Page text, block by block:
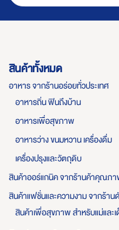
สินค้าทั้งหมด
อาหาร จากร้านอร่อยทั่วประเทศ
อาหารถิ่น ฟินถึงบ้าน
อาหารเพื่อสุขภาพ
อาหารว่าง ขนมหวาน เครื่องดื่ม
เครื่องปรุงและวัตถุดิบ
สินค้าออร์แกนิค จากร้านค้าคุณภ
สินค้าแฟชั่นและความงาม จากร้าน
สินค้าเพื่อสุขภาพ สำหรับแม่และ